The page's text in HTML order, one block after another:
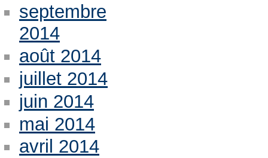
septembre
2014
août 2014
juillet 2014
juin 2014
mai 2014
avril 2014